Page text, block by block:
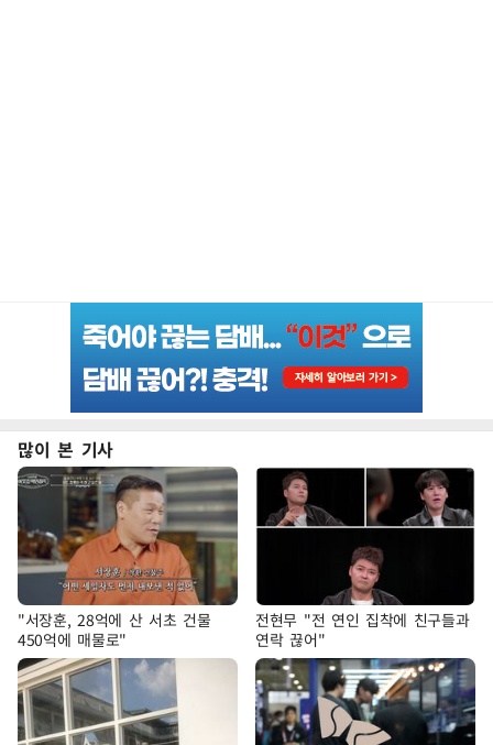
많이 본 기사
"서장훈, 28억에 산 서초 건물
450억에 매물로"
전현무 "전 연인 집착에 친구들과
연락 끊어"